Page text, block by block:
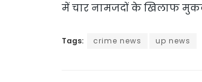
में चार नामजदों के खिलाफ
Tags: crime news up news